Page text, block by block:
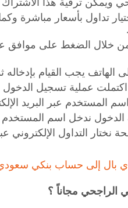
تداول بأسعار مباشرة
من خلال الضغط على موافق
يجب القيام بإدخاله
عملية تسجيل الدخول
المستخدم عبر البريد
ندخل اسم المستخدم
نختار التداول الإلكتروني
بال إلى حساب بنكي
مجاناً ؟